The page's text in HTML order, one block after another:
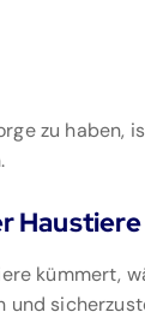
zu haben,
kümmert,
und